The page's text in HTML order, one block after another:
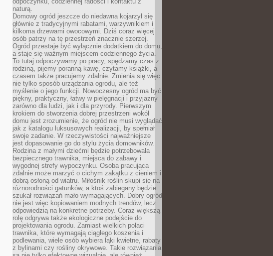
naturą.
Domowy ogród jeszcze do niedawna kojarzył się
głównie z tradycyjnymi rabatami, warzywnikiem i
kilkoma drzewami owocowymi. Dziś coraz więcej
osób patrzy na tę przestrzeń znacznie szerzej.
Ogród przestaje być wyłącznie dodatkiem do domu,
a staje się ważnym miejscem codziennego życia.
To tutaj odpoczywamy po pracy, spędzamy czas z
rodziną, pijemy poranną kawę, czytamy książki, a
czasem także pracujemy zdalnie. Zmienia się więc
nie tylko sposób urządzania ogrodu, ale też
myślenie o jego funkcji. Nowoczesny ogród ma być
piękny, praktyczny, łatwy w pielęgnacji i przyjazny
zarówno dla ludzi, jak i dla przyrody. Pierwszym
krokiem do stworzenia dobrej przestrzeni wokół
domu jest zrozumienie, że ogród nie musi wyglądać
jak z katalogu luksusowych realizacji, by spełniał
swoje zadanie. W rzeczywistości najważniejsze
jest dopasowanie go do stylu życia domowników.
Rodzina z małymi dziećmi będzie potrzebowała
bezpiecznego trawnika, miejsca do zabawy i
wygodnej strefy wypoczynku. Osoba pracująca
zdalnie może marzyć o cichym zakątku z cieniem i
dobrą osłoną od wiatru. Miłośnik roślin skupi się na
różnorodności gatunków, a ktoś zabiegany będzie
szukał rozwiązań mało wymagających. Dobry ogród
nie jest więc kopiowaniem modnych trendów, lecz
odpowiedzią na konkretne potrzeby. Coraz większą
rolę odgrywa także ekologiczne podejście do
projektowania ogrodu. Zamiast wielkich połaci
trawnika, które wymagają ciągłego koszenia i
podlewania, wiele osób wybiera łąki kwietne, rabaty
z bylinami czy rośliny okrywowe. Takie rozwiązania